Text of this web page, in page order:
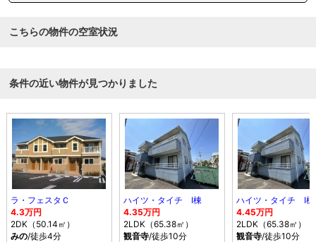
こちらの物件の空室状況
条件の近い物件が見つかりました
ラ・フェスタＣ
4.3万円
2DK（50.14㎡）
みの/徒歩4分
ハイツ・タイチ Ⅰ棟
4.35万円
2LDK（65.38㎡）
観音寺/徒歩10分
ハイツ・タイチ Ⅰ棟
4.45万円
2LDK（65.38㎡）
観音寺/徒歩10分